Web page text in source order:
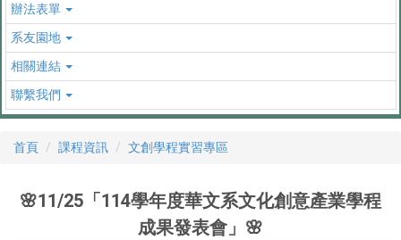
辦法表單
系友園地
相關連結
聯繫我們
首頁 課程資訊 文創學程實習專區
🌸11/25「114學年度華文系文化創意產業學程
成果發表會」🌸